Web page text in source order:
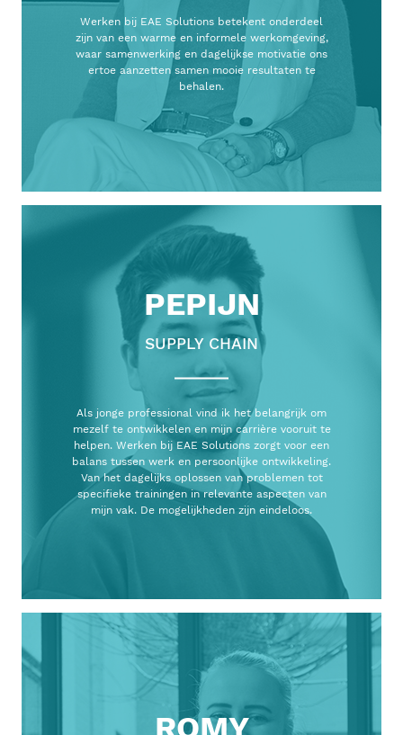
Werken bij EAE Solutions betekent onderdeel
zijn van een warme en informele werkomgeving,
waar samenwerking en dagelijkse motivatie ons
ertoe aanzetten samen mooie resultaten te
behalen.
PEPIJN
SUPPLY CHAIN
Als jonge professional vind ik het belangrijk om
mezelf te ontwikkelen en mijn carrière vooruit te
helpen. Werken bij EAE Solutions zorgt voor een
balans tussen werk en persoonlijke ontwikkeling.
Van het dagelijks oplossen van problemen tot
specifieke trainingen in relevante aspecten van
mijn vak. De mogelijkheden zijn eindeloos.
ROMY